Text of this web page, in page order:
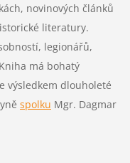
novinových článků
literatury.
legionářů,
má bohatý
výsledkem dlouholeté
spolku Mgr. Dagmar